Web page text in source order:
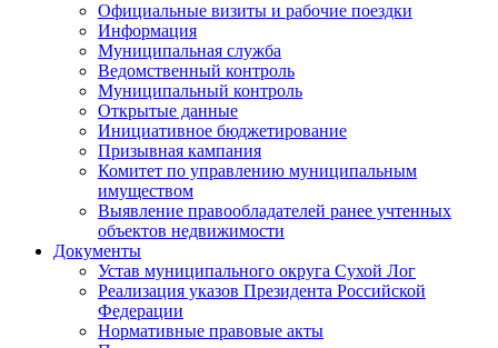
Официальные визиты и рабочие поездки
Информация
Муниципальная служба
Ведомственный контроль
Муниципальный контроль
Открытые данные
Инициативное бюджетирование
Призывная кампания
Комитет по управлению муниципальным
имуществом
Выявление правообладателей ранее учтенных
объектов недвижимости
Документы
Устав муниципального округа Сухой Лог
Реализация указов Президента Российской
Федерации
Нормативные правовые акты